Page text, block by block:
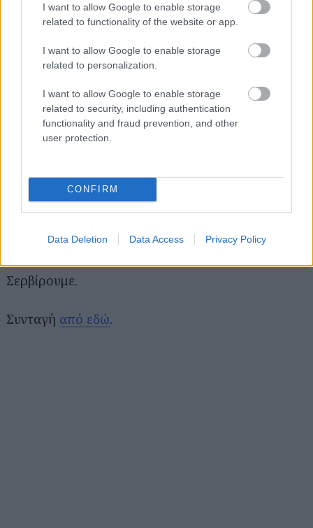
I want to allow Google to enable storage
related to functionality of the website or app.
I want to allow Google to enable storage
related to personalization.
I want to allow Google to enable storage
related to security, including authentication
functionality and fraud prevention, and other
user protection.
CONFIRM
Data Deletion Data Access Privacy Policy
φρέσκο κρεμμυδάκι και τον μαϊντανό, και τα
βάζουμε στο μπολ.
Προσθέτουμε τις ελιές, την κάπαρη και τις φακές.
Κόβουμε τα ντοματίνια στη μέση και τα ρίχνουμε
στο μπολ.
κρέμα βαλσάμικο.
καρυκεύματα.
Σερβίρουμε.
Συνταγή από εδώ.